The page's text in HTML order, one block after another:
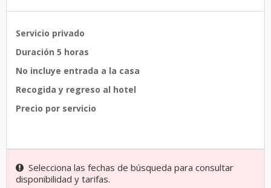
Servicio privado
Duración 5 horas
No incluye entrada a la casa
Recogida y regreso al hotel
Precio por servicio
Selecciona las fechas de búsqueda para consultar
disponibilidad y tarifas.